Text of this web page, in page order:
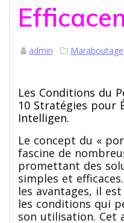
admin Maraboutage
Les Conditions du
10 Stratégies pour
Intelligen.
Le concept du «
fascine de
promettant des
simples et
les avantages, il
les conditions qui
son utilisation. Cet